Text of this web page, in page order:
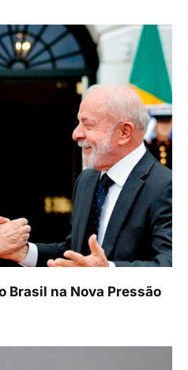
Brasil na Nova Pressão